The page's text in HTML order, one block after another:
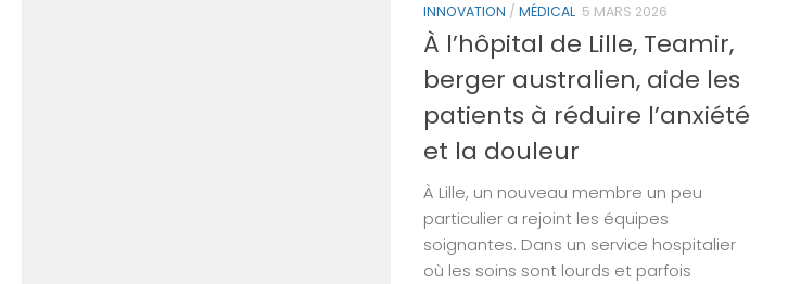
INNOVATION / MÉDICAL 5 MARS 2026
À l’hôpital de Lille, Teamir,
berger australien, aide les
patients à réduire l’anxiété
et la douleur
À Lille, un nouveau membre un peu
particulier a rejoint les équipes
soignantes. Dans un service hospitalier
où les soins sont lourds et parfois